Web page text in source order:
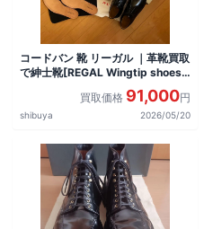
コードバン 靴 リーガル ｜革靴買取
で紳士靴[REGAL Wingtip shoes]
買取価格 91,000円
shibuya 2026/05/20